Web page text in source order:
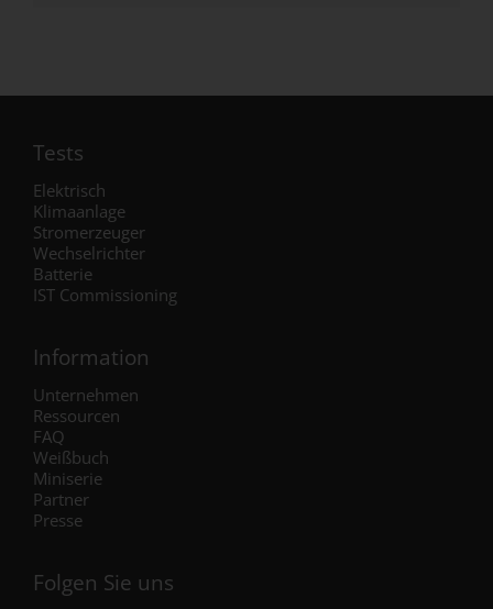
Tests
Elektrisch
Klimaanlage
Stromerzeuger
Wechselrichter
Batterie
IST Commissioning
Information
Unternehmen
Ressourcen
FAQ
Weißbuch
Miniserie
Partner
Presse
Folgen Sie uns